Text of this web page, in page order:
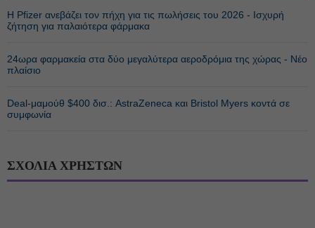
Η Pfizer ανεβάζει τον πήχη για τις πωλήσεις του 2026 - Ισχυρή
ζήτηση για παλαιότερα φάρμακα
24ωρα φαρμακεία στα δύο μεγαλύτερα αεροδρόμια της χώρας - Νέο
πλαίσιο
Deal-μαμούθ $400 δισ.: AstraZeneca και Bristol Myers κοντά σε
συμφωνία
ΣΧΟΛΙΑ ΧΡΗΣΤΩΝ